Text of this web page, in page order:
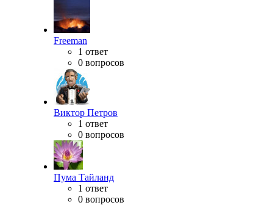
Freeman
1 ответ
0 вопросов
Виктор Петров
1 ответ
0 вопросов
Пума Тайланд
1 ответ
0 вопросов